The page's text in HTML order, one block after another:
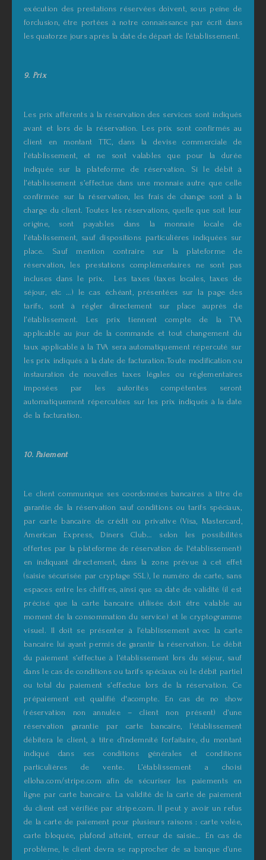
exécution des prestations réservées doivent, sous peine de
forclusion, être portées à notre connaissance par écrit dans
les quatorze jours après la date de départ de l’établissement.
9. Prix
Les prix afférents à la réservation des services sont indiqués
avant et lors de la réservation. Les prix sont confirmés au
client en montant TTC, dans la devise commerciale de
l’établissement, et ne sont valables que pour la durée
indiquée sur la plateforme de réservation. Si le débit à
l’établissement s’effectue dans une monnaie autre que celle
confirmée sur la réservation, les frais de change sont à la
charge du client. Toutes les réservations, quelle que soit leur
origine, sont payables dans la monnaie locale de
l’établissement, sauf dispositions particulières indiquées sur
place. Sauf mention contraire sur la plateforme de
réservation, les prestations complémentaires ne sont pas
incluses dans le prix. Les taxes (taxes locales, taxes de
séjour, etc …) le cas échéant, présentées sur la page des
tarifs, sont à régler directement sur place auprès de
l’établissement. Les prix tiennent compte de la TVA
applicable au jour de la commande et tout changement du
taux applicable à la TVA sera automatiquement répercuté sur
les prix indiqués à la date de facturation.Toute modification ou
instauration de nouvelles taxes légales ou réglementaires
imposées par les autorités compétentes seront
automatiquement répercutées sur les prix indiqués à la date
de la facturation.
10. Paiement
Le client communique ses coordonnées bancaires à titre de
garantie de la réservation sauf conditions ou tarifs spéciaux,
par carte bancaire de crédit ou privative (Visa, Mastercard,
American Express, Diners Club… selon les possibilités
offertes par la plateforme de réservation de l'établissement)
en indiquant directement, dans la zone prévue à cet effet
(saisie sécurisée par cryptage SSL), le numéro de carte, sans
espaces entre les chiffres, ainsi que sa date de validité (il est
précisé que la carte bancaire utilisée doit être valable au
moment de la consommation du service) et le cryptogramme
visuel. Il doit se présenter à l’établissement avec la carte
bancaire lui ayant permis de garantir la réservation. Le débit
du paiement s’effectue à l’établissement lors du séjour, sauf
dans le cas de conditions ou tarifs spéciaux où le débit partiel
ou total du paiement s’effectue lors de la réservation. Ce
prépaiement est qualifié d'acompte. En cas de no show
(réservation non annulée – client non présent) d’une
réservation garantie par carte bancaire, l’établissement
débitera le client, à titre d’indemnité forfaitaire, du montant
indiqué dans ses conditions générales et conditions
particulières de vente. L’établissement a choisi
elloha.com/stripe.com afin de sécuriser les paiements en
ligne par carte bancaire. La validité de la carte de paiement
du client est vérifiée par stripe.com. Il peut y avoir un refus
de la carte de paiement pour plusieurs raisons : carte volée,
carte bloquée, plafond atteint, erreur de saisie… En cas de
problème, le client devra se rapprocher de sa banque d’une